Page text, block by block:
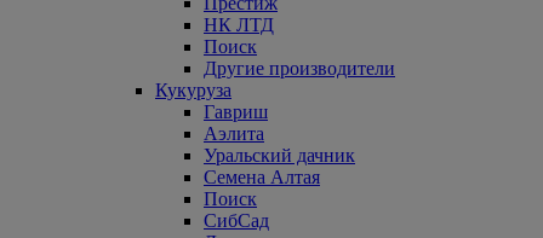
НК ЛТД
Поиск
Другие производители
Кукуруза
Гавриш
Аэлита
Уральский дачник
Семена Алтая
Поиск
СибСад